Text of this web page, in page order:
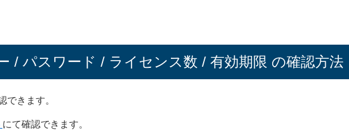
/ パスワード / ライセンス数 / 有効期限 の確認方法
できます。
にて確認できます。